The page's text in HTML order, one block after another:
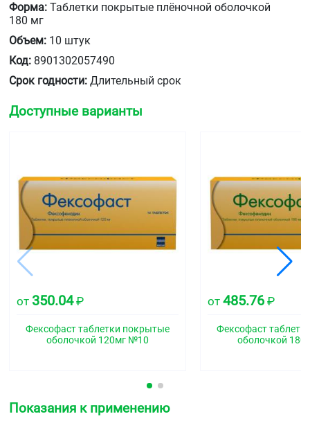
Форма: Таблетки покрытые плёночной оболочкой
180 мг
Объем: 10 штук
Код: 8901302057490
Срок годности: Длительный срок
Доступные варианты
от 350.04₽
Фексофаст таблетки покрытые
оболочкой 120мг №10
от485.76 ₽
Фексофаст
оболочкой
Показания к применению